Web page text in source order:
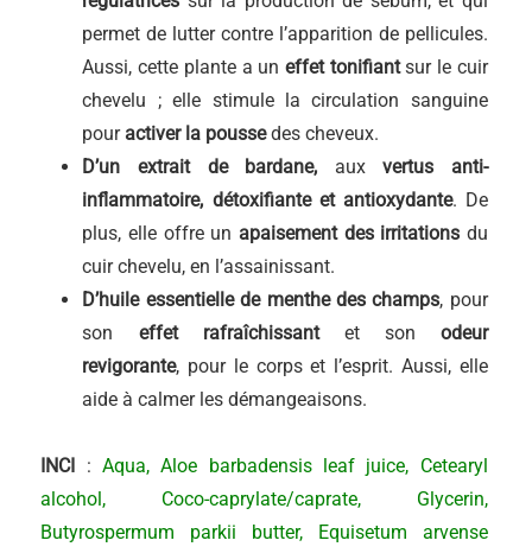
permet de lutter contre l’apparition de pellicules.
Aussi, cette plante a un effet tonifiantsur le cuir
chevelu ; elle stimule la circulation sanguine
pour activer la poussedes cheveux.
D’un extrait de bardane, auxvertus anti-
inflammatoire, détoxifiante et antioxydante. De
plus, elle offre un apaisement des irritations du
cuir chevelu, en l’assainissant.
D’huile essentielle de menthe des champs, pour
son effet rafraîchissantet son odeur
revigorante, pour le corps et l’esprit. Aussi, elle
aide à calmer les démangeaisons.
INCI :Aqua, Aloe barbadensis leaf juice, Cetearyl
alcohol, Coco-caprylate/caprate, Glycerin,
Butyrospermum parkii butter, Equisetum arvense